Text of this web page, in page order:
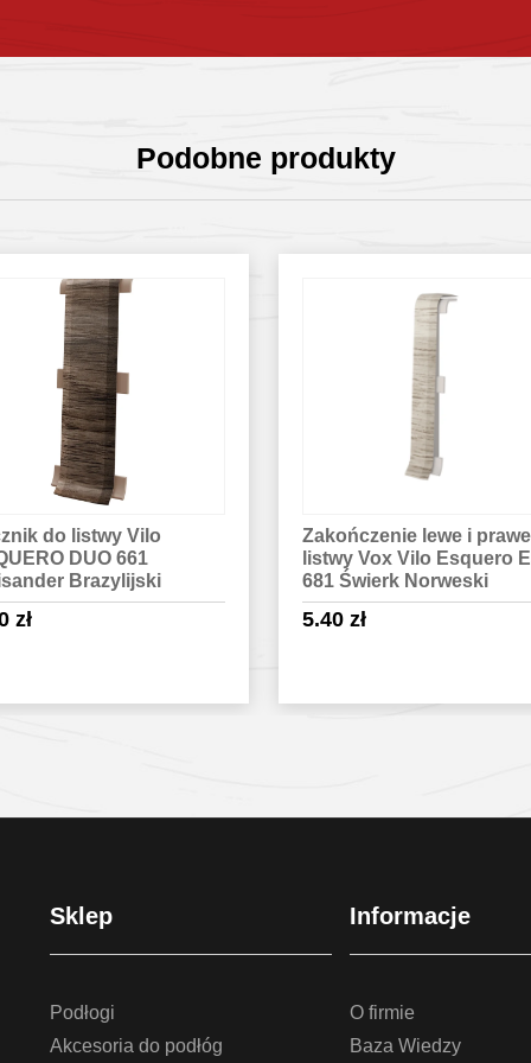
Podobne produkty
lewe i prawe do
Vox Vilo Esquero ESQ
Świerk Norweski
zł
Narożnik wewnętrzny do
listwy Vox Vilo Esquero
689 Dąb Icarus
2.70zł
Sklep
Podłogi
Akcesoria do podłóg
Informacje
O firmie
Baza Wiedzy